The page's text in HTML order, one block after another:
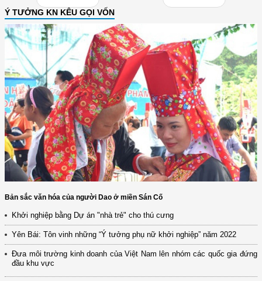
Ý TƯỞNG KN KÊU GỌI VỐN
Bản sắc văn hóa của người Dao ở miền Sán Cố
Khởi nghiệp bằng Dự án "nhà trẻ" cho thú cưng
Yên Bái: Tôn vinh những “Ý tưởng phụ nữ khởi nghiệp” năm 2022
Đưa môi trường kinh doanh của Việt Nam lên nhóm các quốc gia đứng
đầu khu vực